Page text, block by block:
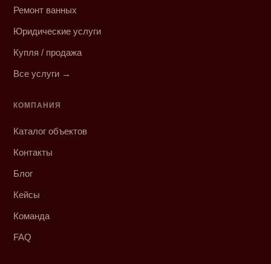
Ремонт ванных
Юридические услуги
Купля / продажа
Все услуги →
КОМПАНИЯ
Каталог объектов
Контакты
Блог
Кейсы
Команда
FAQ